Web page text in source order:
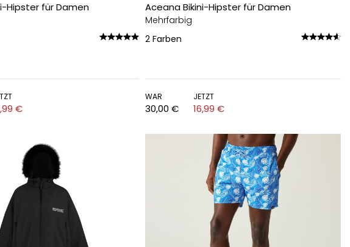
Hipster für Damen
€
Aceana Bikini-Hipster für Damen
Mehrfarbig
2 Farben
WAR
30,00 €
JETZT
16,99 €